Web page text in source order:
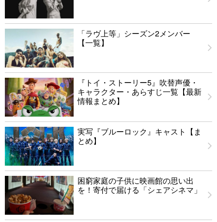
「ラヴ上等」シーズン2メンバー
【一覧】
『トイ・ストーリー5』吹替声優・
キャラクター・あらすじ一覧【最新
情報まとめ】
実写『ブルーロック』キャスト【ま
とめ】
困窮家庭の子供に映画館の思い出
を！寄付で届ける「シェアシネマ」